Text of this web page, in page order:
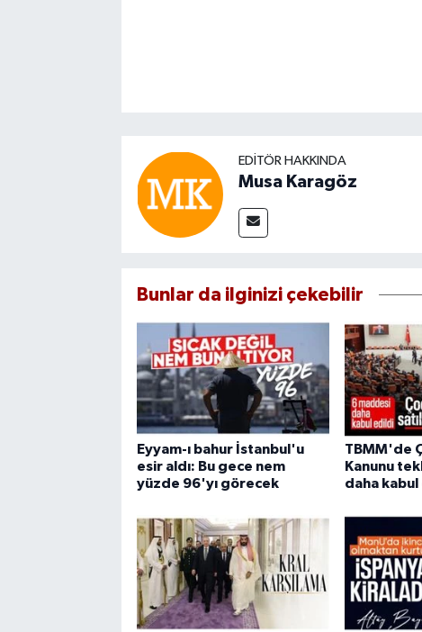
EDITÖR HAKKINDA
Musa Karagöz
Bunlar da ilginizi çekebilir
Eyyam-ı bahur İstanbul'u
esir aldı: Bu gece nem
yüzde 96'yı görecek
TBMM'de
Kanunu
daha